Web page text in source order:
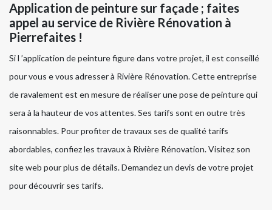
Application de peinture sur façade ; faites
appel au service de Rivière Rénovation à
Pierrefaites !
Si l ’application de peinture figure dans votre projet, il est conseillé
pour vous e vous adresser à Rivière Rénovation. Cette entreprise
de ravalement est en mesure de réaliser une pose de peinture qui
sera à la hauteur de vos attentes. Ses tarifs sont en outre très
raisonnables. Pour profiter de travaux ses de qualité tarifs
abordables, confiez les travaux à Rivière Rénovation. Visitez son
site web pour plus de détails. Demandez un devis de votre projet
pour découvrir ses tarifs.